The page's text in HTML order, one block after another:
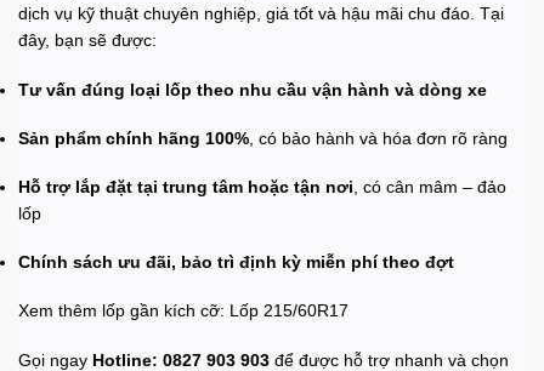
dịch vụ kỹ thuật chuyên nghiệp, giá tốt và hậu mãi chu đáo. Tại
đây, bạn sẽ được:
Tư vấn đúng loại lốp theo nhu cầu vận hành và dòng xe
Sản phẩm chính hãng 100% , có bảo hành và hóa đơn rõ ràng
Hỗ trợ lắp đặt tại trung tâm hoặc tận nơi , có cân mâm – đảo
lốp
Chính sách ưu đãi, bảo trì định kỳ miễn phí theo đợt
Xem thêm lốp gần kích cỡ: Lốp 215/60R17
Gọi ngay Hotline: 0827 903 903 để được hỗ trợ nhanh và chọn